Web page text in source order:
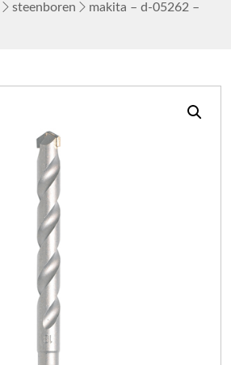
steenboren
makita – d-05262 –